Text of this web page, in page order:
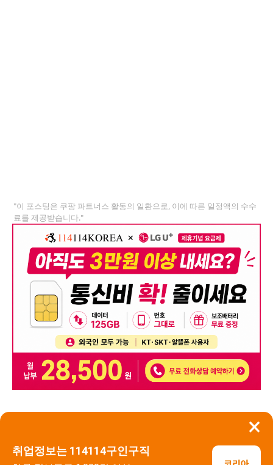
×
취업정보는 114114구인구직
"이 포스팅은 쿠팡 파트너스 활동의 일환으로, 이에 따른 일정액의 수수
료를 제공받습니다."